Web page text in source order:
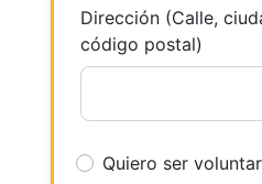
Dirección (Calle,
código postal)
Quiero ser